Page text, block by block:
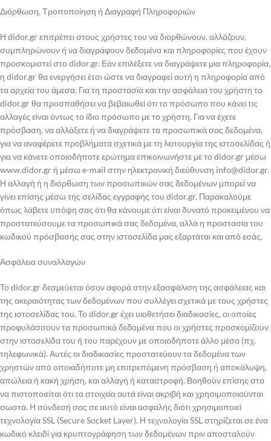
Διόρθωση, Τροποποίηση ή Διαγραφή Πληροφοριών
Η didor.gr επιτρέπει στους χρήστες του να διορθώνουν, αλλάζουν,
συμπληρώνουν ή να διαγράφουν δεδομένα και πληροφορίες που έχουν
προσκομιστεί στο didor.gr. Εάν επιλέξετε να διαγράψετε μια πληροφορία,
η didor.gr θα ενεργήσει έτσι ώστε να διαγραφεί αυτή η πληροφορία από
τα αρχεία του άμεσα. Για τη προστασία και την ασφάλεια του χρήστη το
didor.gr θα προσπαθήσει να βεβαιωθεί ότι το πρόσωπο που κάνει τις
αλλαγές είναι όντως το ίδιο πρόσωπο με το χρήστη. Για να έχετε
πρόσβαση, να αλλάξετε ή να διαγράψετε τα προσωπικά σας δεδομένα,
για να αναφέρετε προβλήματα σχετικά με τη λειτουργία της ιστοσελίδας ή
για να κάνετε οποιοδήποτε ερώτημα επικοινωνήστε με το didor.gr μέσω
www.didor.gr ή μέσω e-mail στην ηλεκτρονική διεύθυνση info@didor.gr.
Η αλλαγή ή η διόρθωση των προσωπικών σας δεδομένων μπορεί να
γίνει επίσης μέσω της σελίδας εγγραφής του didor.gr. Παρακαλούμε
όπως λάβετε υπόψη σας ότι θα κάνουμε ότι είναι δυνατό προκειμένου να
προστατεύσουμε τα προσωπικά σας δεδομένα, αλλά η προστασία του
κωδικού πρόσβασής σας στην ιστοσελίδα μας εξαρτάται και από εσάς.
Ασφάλεια συναλλαγών
Το didor.gr δεσμεύεται όσον αφορά στην εξασφάλιση της ασφάλειας και
της ακεραιότητας των δεδομένων που συλλέγει σχετικά με τους χρήστες
της ιστοσελίδας του. Το didor.gr έχει υιοθετήσει διαδικασίες, οι οποίες
προφυλάσσουν τα προσωπικά δεδομένα που οι χρήστες προσκομίζουν
στην ιστοσελίδα του ή του παρέχουν με οποιοδήποτε άλλο μέσο (πχ.
τηλεφωνικά). Αυτές οι διαδικασίες προστατεύουν τα δεδομένα των
χρηστών από οποιαδήποτε μη επιτρεπόμενη πρόσβαση ή αποκάλυψη,
απώλεια ή κακή χρήση, και αλλαγή ή καταστροφή. Βοηθούν επίσης στο
να πιστοποιείται ότι τα στοιχεία αυτά είναι ακριβή και χρησιμοποιούνται
σωστά. Η σύνδεσή σας σε αυτό είναι ασφαλής διότι χρησιμοποιεί
τεχνολογία SSL (Secure Socket Layer). Η τεχνολογία SSL στηρίζεται σε ένα
κωδικό κλειδί για κρυπτογράφηση των δεδομένων πριν αποσταλούν